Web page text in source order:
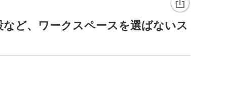
ど、ワークスペースを選ばないス